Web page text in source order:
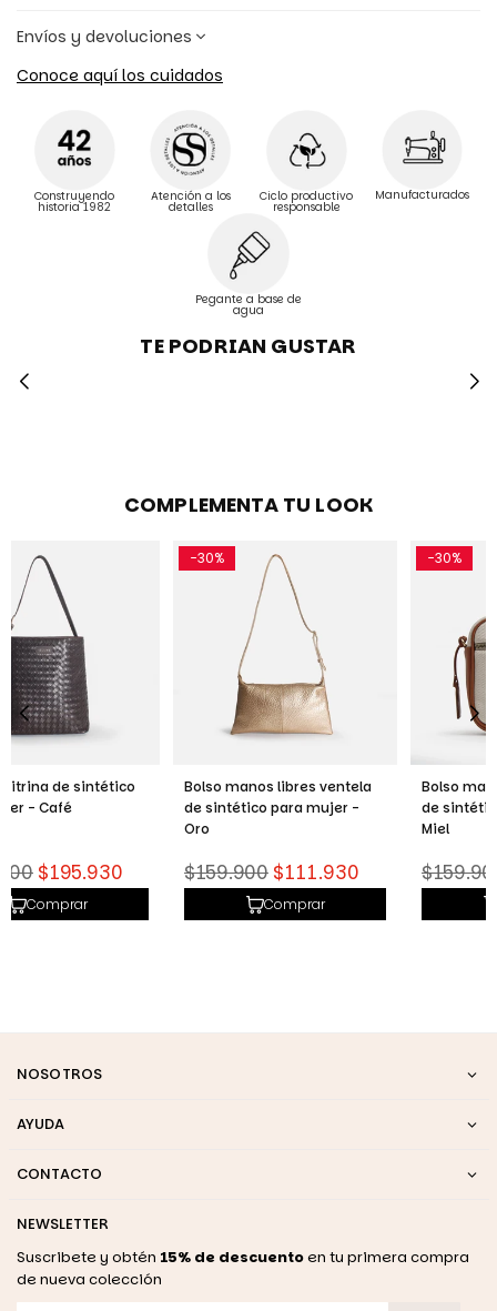
Envíos y devoluciones
Conoce aquí los cuidados
Construyendo
historia 1982
Atención a los
detalles
Ciclo productivo
responsable
Manufacturados
Pegante a base de
agua
TE PODRIAN GUSTAR
COMPLEMENTA TU LOOK
-30%
Bolso manos libres ventela
de sintético para mujer -
Precio
habitual
$159.900$111.930
-30%
Bolso manos libres tramonta
de sintético para mujer -
Precio
habitual
$159.900$111.930
NOSOTROS
AYUDA
CONTACTO
NEWSLETTER
Suscribete y obtén 15% de descuentoen tu primera compra
de nueva colección